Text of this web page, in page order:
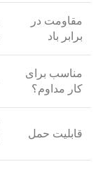
مقاومت در
برابر باد
مناسب برای
کار مداوم؟
قابلیت حمل